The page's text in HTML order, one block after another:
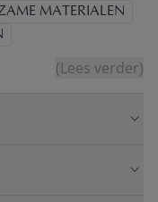
MATERIALEN
(Lees verder)